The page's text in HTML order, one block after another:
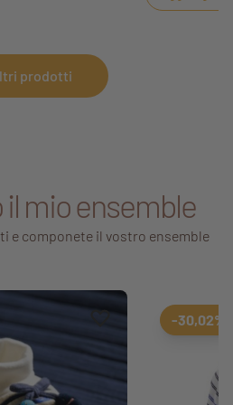
prodotti
mio ensemble
e componete il vostro ensemble
Aggiungi ai preferiti
Rimuovi dai preferiti
-30,02%